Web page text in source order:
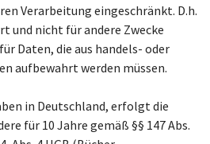
Verarbeitung eingeschränkt. D.h.
und nicht für andere Zwecke
Daten, die aus handels- oder
aufbewahrt werden müssen.
in Deutschland, erfolgt die
für 10 Jahre gemäß §§ 147 Abs.